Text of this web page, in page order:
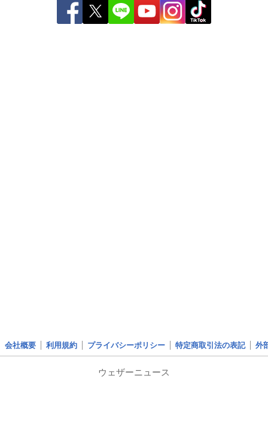
会社概要 利用規約 プライバシーポリシー 特定商取引法の表記 外
ウェザーニュース